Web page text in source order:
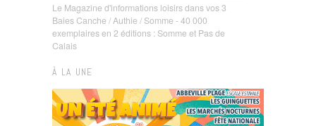
Le Magazine d'informations loisirs dans vos 3
Baies Canche / Authie / Somme - 40 000
exemplaires en 2 éditions : Somme et Pas de
Calais
À LA UNE